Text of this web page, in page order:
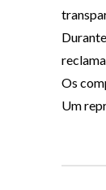
Os
Um